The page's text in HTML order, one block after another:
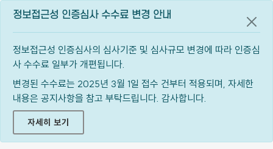
정보접근성 인증심사 수수료 변경 안내
정보접근성 인증심사의 심사기준 및 심사규모 변경에 따라 인증심
사 수수료 일부가 개편됩니다.
변경된 수수료는 2025년 3월 1일 접수 건부터 적용되며, 자세한
내용은 공지사항을 참고 부탁드립니다. 감사합니다.
자세히 보기
공지